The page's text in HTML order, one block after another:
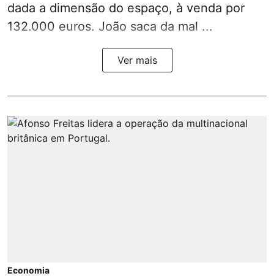
dada a dimensão do espaço, à venda por
132.000 euros. João saca da mal ...
Ver mais
Economia